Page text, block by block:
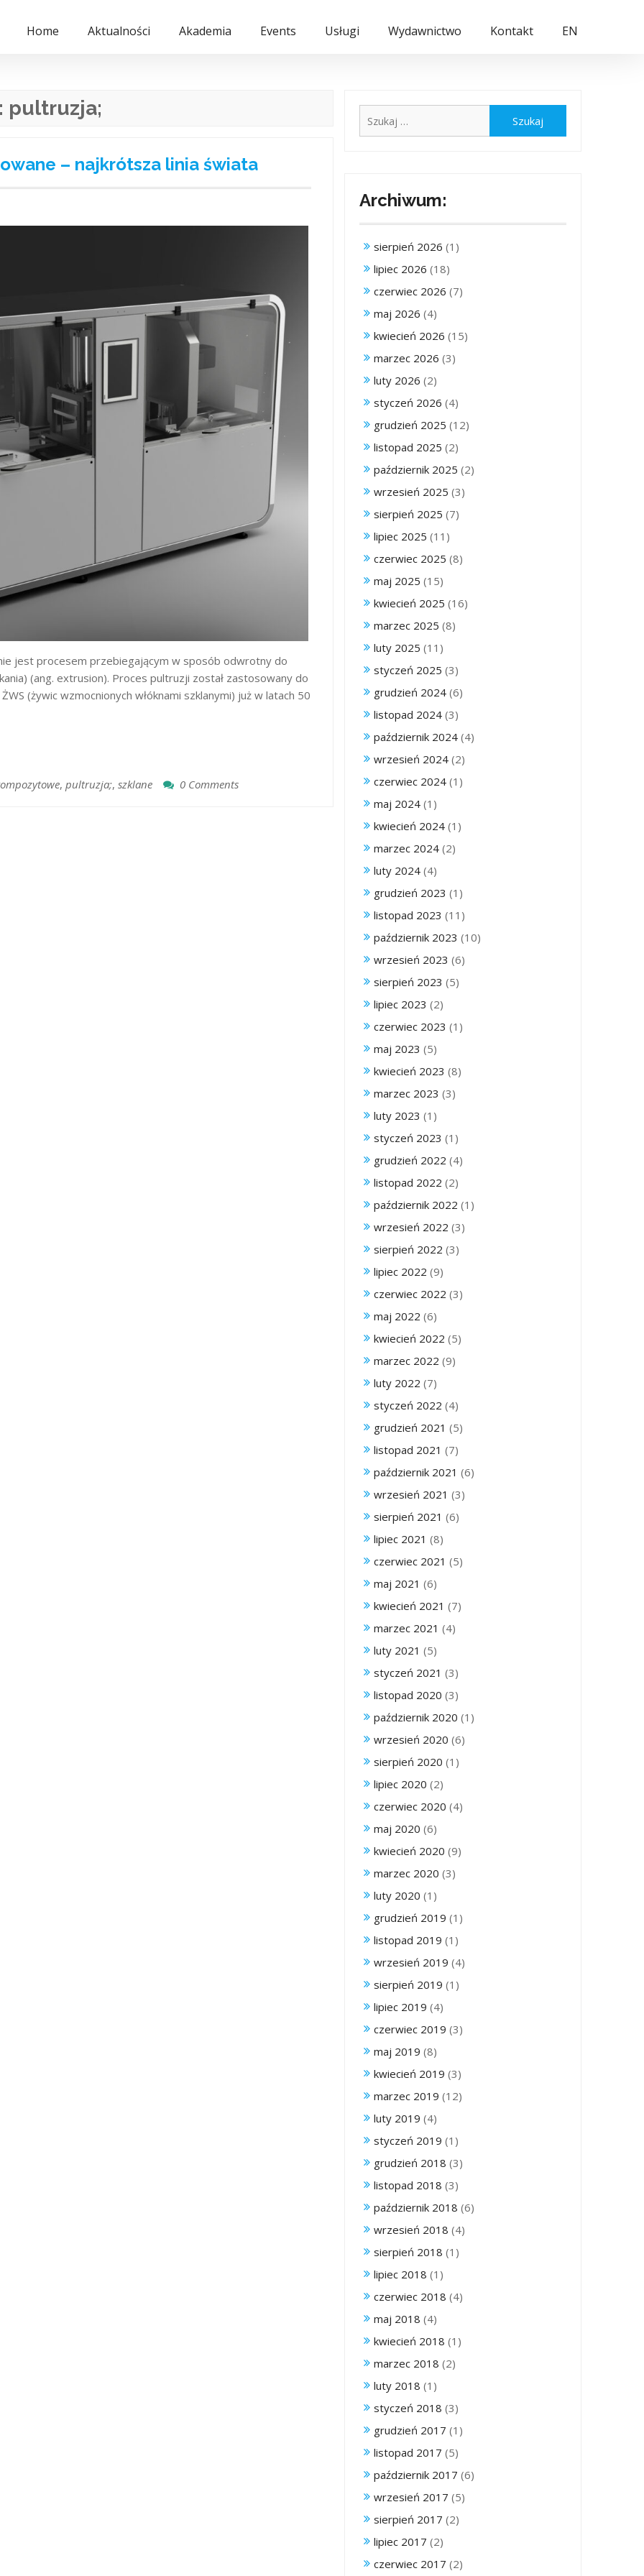
Home Aktualności Akademia Events Usługi Wydawnictwo Kontakt EN
pultruzja;
– najkrótsza linia świata
jest procesem przebiegającym w sposób odwrotny do
(ang. extrusion). Proces pultruzji został zastosowany do
(żywic wzmocnionych włóknami szklanymi) już w latach 50
, pultruzja;, szklane 0 Comments
Archiwum:
sierpień 2026 (1)
lipiec 2026 (18)
czerwiec 2026 (7)
maj 2026 (4)
kwiecień 2026 (15)
marzec 2026 (3)
luty 2026 (2)
styczeń 2026 (4)
grudzień 2025 (12)
listopad 2025 (2)
październik 2025 (2)
wrzesień 2025 (3)
sierpień 2025 (7)
lipiec 2025 (11)
czerwiec 2025 (8)
maj 2025 (15)
kwiecień 2025 (16)
marzec 2025 (8)
luty 2025 (11)
styczeń 2025 (3)
grudzień 2024 (6)
listopad 2024 (3)
październik 2024 (4)
wrzesień 2024 (2)
czerwiec 2024 (1)
maj 2024 (1)
kwiecień 2024 (1)
marzec 2024 (2)
luty 2024 (4)
grudzień 2023 (1)
listopad 2023 (11)
październik 2023 (10)
wrzesień 2023 (6)
sierpień 2023 (5)
lipiec 2023 (2)
czerwiec 2023 (1)
maj 2023 (5)
kwiecień 2023 (8)
marzec 2023 (3)
luty 2023 (1)
styczeń 2023 (1)
grudzień 2022 (4)
listopad 2022 (2)
październik 2022 (1)
wrzesień 2022 (3)
sierpień 2022 (3)
lipiec 2022 (9)
czerwiec 2022 (3)
maj 2022 (6)
kwiecień 2022 (5)
marzec 2022 (9)
luty 2022 (7)
styczeń 2022 (4)
grudzień 2021 (5)
listopad 2021 (7)
październik 2021 (6)
wrzesień 2021 (3)
sierpień 2021 (6)
lipiec 2021 (8)
czerwiec 2021 (5)
maj 2021 (6)
kwiecień 2021 (7)
marzec 2021 (4)
luty 2021 (5)
styczeń 2021 (3)
listopad 2020 (3)
październik 2020 (1)
wrzesień 2020 (6)
sierpień 2020 (1)
lipiec 2020 (2)
czerwiec 2020 (4)
maj 2020 (6)
kwiecień 2020 (9)
marzec 2020 (3)
luty 2020 (1)
grudzień 2019 (1)
listopad 2019 (1)
wrzesień 2019 (4)
sierpień 2019 (1)
lipiec 2019 (4)
czerwiec 2019 (3)
maj 2019 (8)
kwiecień 2019 (3)
marzec 2019 (12)
luty 2019 (4)
styczeń 2019 (1)
grudzień 2018 (3)
listopad 2018 (3)
październik 2018 (6)
wrzesień 2018 (4)
sierpień 2018 (1)
lipiec 2018 (1)
czerwiec 2018 (4)
maj 2018 (4)
kwiecień 2018 (1)
marzec 2018 (2)
luty 2018 (1)
styczeń 2018 (3)
grudzień 2017 (1)
listopad 2017 (5)
październik 2017 (6)
wrzesień 2017 (5)
sierpień 2017 (2)
lipiec 2017 (2)
czerwiec 2017 (2)